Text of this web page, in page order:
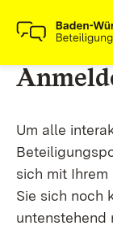
Um alle
sich mit
Sie sich noch
untenstehend